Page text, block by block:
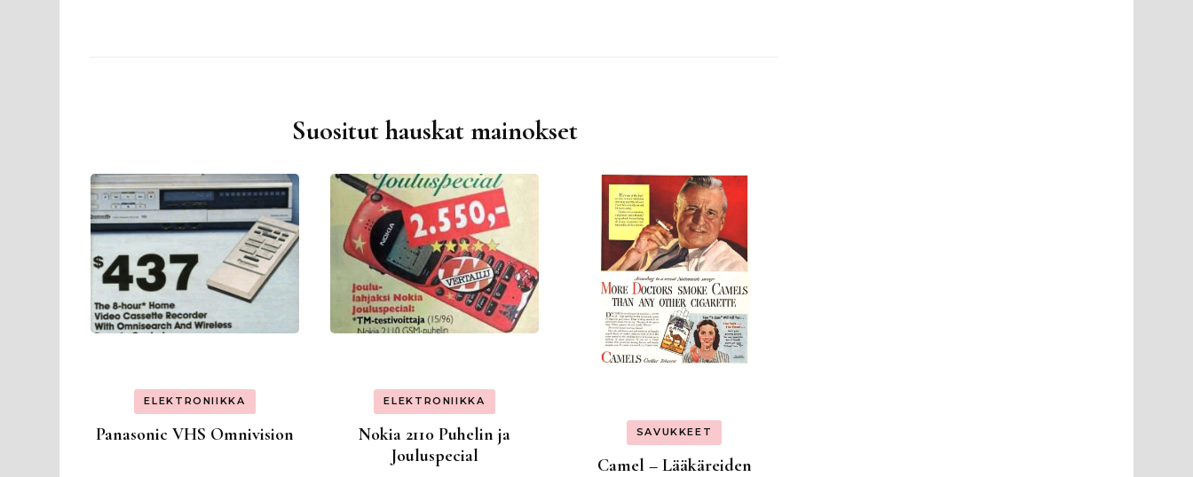
Suositut hauskat mainokset
ELEKTRONIIKKA
Panasonic VHS Omnivision
ELEKTRONIIKKA
Nokia 2110 Puhelin ja
Jouluspecial
SAVUKKEET
Camel – Lääkäreiden